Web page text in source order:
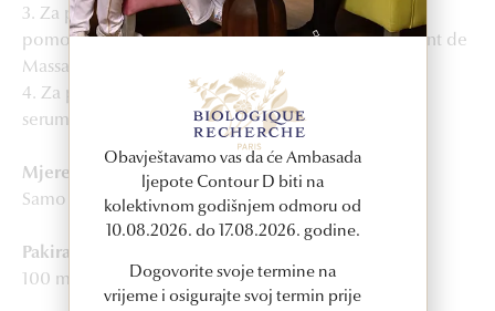
3. Za postizanje što boljih rezultata, kremu umasirati
pomoću rukavice za tijelo Biologique Recherche Gant de
Massage Corps.
4. Za pojačano djelovanje, koristiti u kombinaciji sa
serumom za tijelo Sérum Matriciel.
Mjere opreza
Samo za vanjsku upotrebu.
Pakiranje
100 ml, 200 ml
Obavještavamo vas da će Ambasada
ljepote Contour D biti na
kolektivnom godišnjem odmoru od
10.08.2026. do 17.08.2026. godine.
Dogovorite svoje termine na
vrijeme i osigurajte svoj termin prije